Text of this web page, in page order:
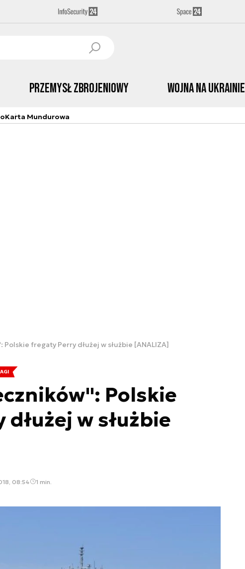
Przemysł Zbrojeniowy Wojna na Ukrainie
Karta Mundurowa
fregaty Perry dłużej w służbie [ANALIZA]
Polskie
w służbie
08:54 1 min.